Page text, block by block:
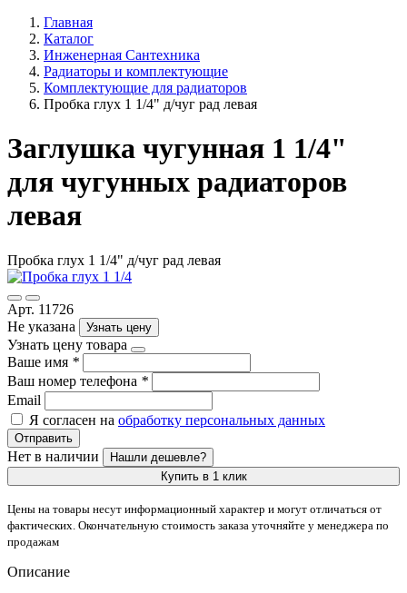
Главная
Каталог
Инженерная Сантехника
Радиаторы и комплектующие
Комплектующие для радиаторов
Пробка глух 1 1/4" д/чуг рад левая
Заглушка чугунная 1 1/4"
для чугунных радиаторов
левая
Пробка глух 1 1/4" д/чуг рад левая
Арт. 11726
Не указана
Узнать цену
Узнать цену товара
Ваше имя *
Ваш номер телефона *
Email
Я согласен на обработку персональных данных
Отправить
Нет в наличии
Нашли дешевле?
Купить в 1 клик
Цены на товары несут информационный характер и могут отличаться от
фактических. Окончательную стоимость заказа уточняйте у менеджера по
продажам
Описание